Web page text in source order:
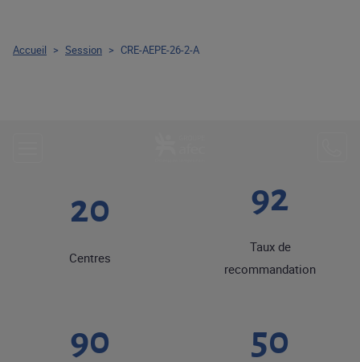
20
Centres
92
Taux de
recommandation
90 50
Accueil > Session > CRE-AEPE-26-2-A